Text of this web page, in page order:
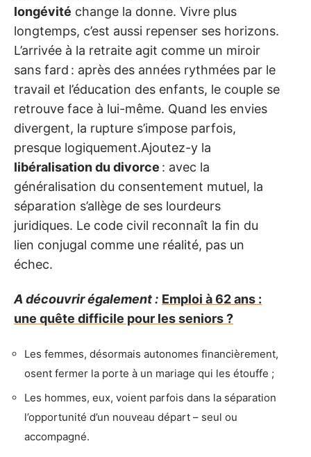
longévité change la donne. Vivre plus
longtemps, c’est aussi repenser ses horizons.
L’arrivée à la retraite agit comme un miroir
sans fard : après des années rythmées par le
travail et l’éducation des enfants, le couple se
retrouve face à lui-même. Quand les envies
divergent, la rupture s’impose parfois,
presque logiquement.Ajoutez-y la
libéralisation du divorce : avec la
généralisation du consentement mutuel, la
séparation s’allège de ses lourdeurs
juridiques. Le code civil reconnaît la fin du
lien conjugal comme une réalité, pas un
échec.
A découvrir également : Emploi à 62 ans :
une quête difficile pour les seniors ?
Les femmes, désormais autonomes financièrement,
osent fermer la porte à un mariage qui les étouffe ;
Les hommes, eux, voient parfois dans la séparation
l’opportunité d’un nouveau départ – seul ou
accompagné.